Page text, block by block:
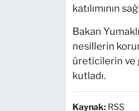
katılımının
Bakan
nesillerin
üreticilerin ve
kutladı.
Kaynak: RSS